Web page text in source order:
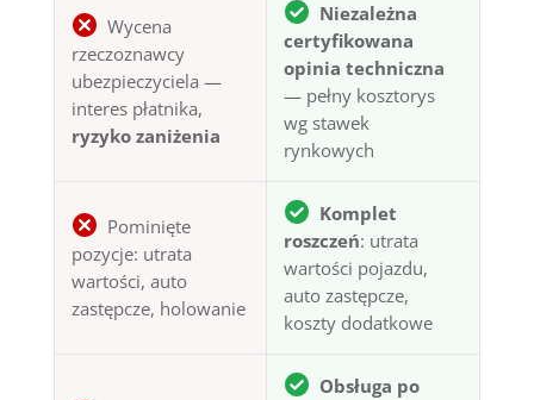
Wycena
rzeczoznawcy
ubezpieczyciela —
interes płatnika,
ryzyko zaniżenia
Niezależna
certyfikowana
opinia techniczna
— pełny kosztorys
wg stawek
rynkowych
Pominięte
pozycje: utrata
wartości, auto
zastępcze, holowanie
Komplet
roszczeń: utrata
wartości pojazdu,
auto zastępcze,
koszty dodatkowe
Obsługa po